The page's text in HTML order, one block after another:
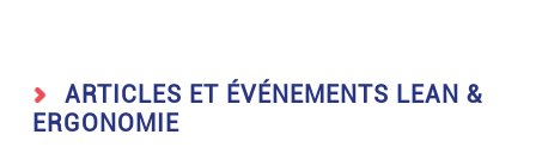
ARTICLES ET ÉVÉNEMENTS LEAN &
ERGONOMIE